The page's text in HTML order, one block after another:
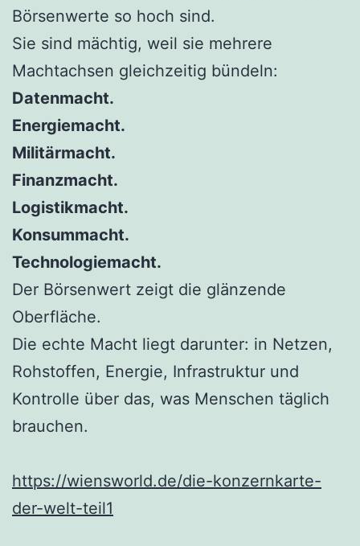
Börsenwerte so hoch sind.
Sie sind mächtig, weil sie mehrere
Machtachsen gleichzeitig bündeln:
Datenmacht.
Energiemacht.
Militärmacht.
Finanzmacht.
Logistikmacht.
Konsummacht.
Technologiemacht.
Der Börsenwert zeigt die glänzende
Oberfläche.
Die echte Macht liegt darunter: in Netzen,
Rohstoffen, Energie, Infrastruktur und
Kontrolle über das, was Menschen täglich
brauchen.
https://wiensworld.de/die-konzernkarte-
der-welt-teil1